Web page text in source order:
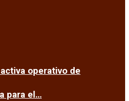
operativo de
para el…